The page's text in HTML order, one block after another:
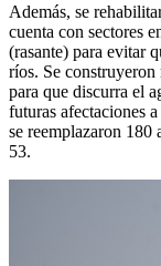
Además, se
cuenta con sectores
(rasante) para evitar
ríos. Se construyeron
para que discurra el
futuras afectaciones
se reemplazaron 180
53.